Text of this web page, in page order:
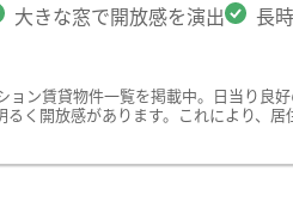
大きな窓で開放感を演出 長
ン賃貸物件一覧を掲載中。日当り
く開放感があります。これにより、